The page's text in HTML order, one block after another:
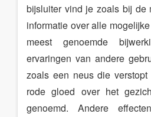
bijsluiter vind je zoals bij de
informatie over alle
meest genoemde
ervaringen van andere
zoals een neus die
rode gloed over het
genoemd. Andere